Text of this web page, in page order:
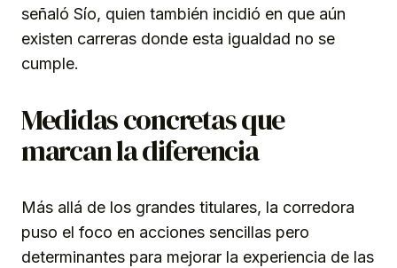
señaló Sío, quien también incidió en que aún
existen carreras donde esta igualdad no se
cumple.
Medidas concretas que
marcan la diferencia
Más allá de los grandes titulares, la corredora
puso el foco en acciones sencillas pero
determinantes para mejorar la experiencia de las